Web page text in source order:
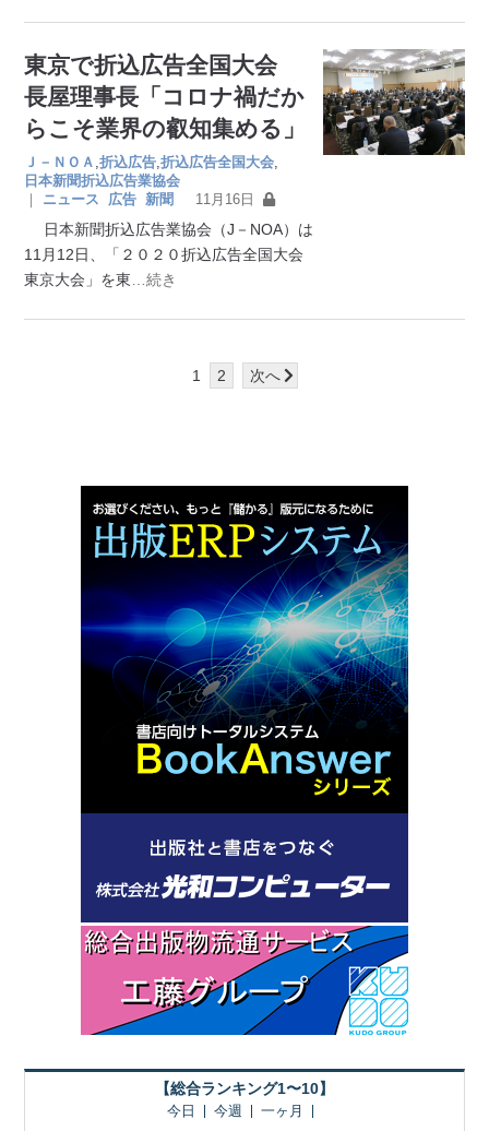
東京で折込広告全国大会
長屋理事長「コロナ禍だか
らこそ業界の叡知集める」
Ｊ－ＮＯＡ ,折込広告 ,折込広告全国大会
日本新聞折込広告業協会
｜
ニュース 広告 新聞 11月16日
日本新聞折込広告業協会（J－NOA）は
11月12日、「２０２０折込広告全国大会
東京大会」を東 …続き
1 2 次へ
【総合ランキング1〜10】
今日 今週 一ヶ月